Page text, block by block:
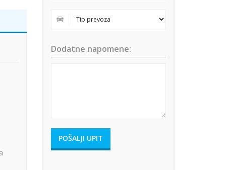
Dodatne napomene: